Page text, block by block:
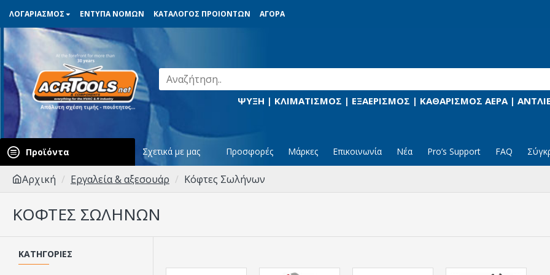
ΛΟΓΑΡΙΑΣΜΟΣ ΕΝΤΥΠΑ ΝΟΜΩΝ ΚΑΤΑΛΟΓΟΣ ΠΡΟΙΟΝΤΩΝ ΑΓΟΡΑ
ΨΥΞΗ | ΚΛΙΜΑΤΙΣΜΟΣ | ΕΞΑΕΡΙΣΜΟΣ | ΚΑΘΑΡΙΣΜΟΣ ΑΕΡΑ |
Προϊόντα Σχετικά με μας Προσφορές Μάρκες Επικοινωνία Νέα Pro’s Support FAQ
Αρχική Εργαλεία & αξεσουάρ Κόφτες Σωλήνων
ΚΌΦΤΕΣ ΣΩΛΉΝΩΝ
ΚΑΤΗΓΟΡΊΕΣ